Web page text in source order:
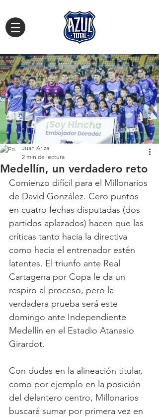
Medellín, un verdadero reto
Juan Ariza
2 min de lectura
Comienzo difícil para el Millonarios
de David González. Cero puntos
en cuatro fechas disputadas (dos
partidos aplazados) hacen que las
críticas tanto hacia la directiva
como hacia el entrenador estén
latentes. El triunfo ante Real
Cartagena por Copa le da un
respiro al proceso, pero la
verdadera prueba será este
domingo ante Independiente
Medellín en el Estadio Atanasio
Girardot.
Con dudas en la alineación titular,
como por ejemplo en la posición
del delantero centro, Millonarios
buscará sumar por primera vez en